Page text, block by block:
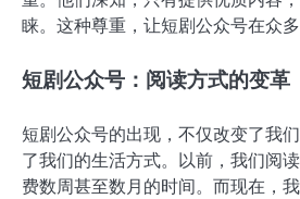
睐。这种尊重，让短剧公众号在众
短剧公众号：阅读方式的变革
短剧公众号的出现，不仅改变了我
了我们的生活方式。以前，我们阅
费数周甚至数月的时间。而现在，